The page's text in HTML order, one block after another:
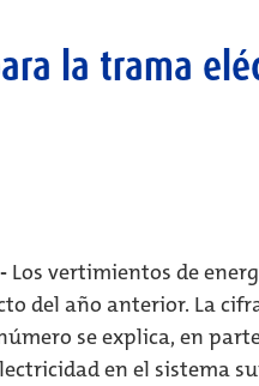
la trama
Los vertimientos de
del año anterior. La
se explica, en
en el sistema